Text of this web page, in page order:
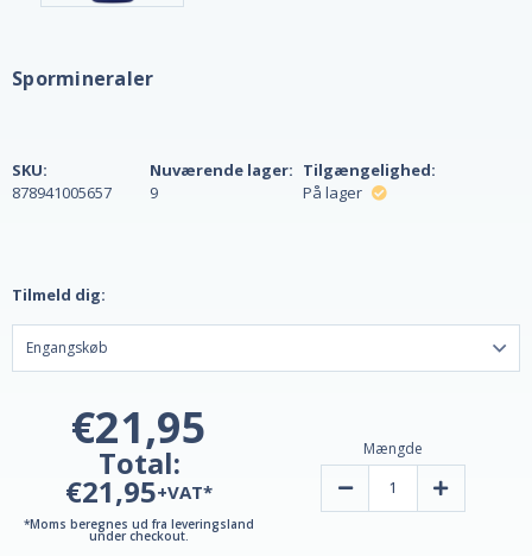
Spormineraler
SKU:
878941005657
Nuværende lager:
9
Tilgængelighed:
På lager
Tilmeld dig:
€21,95
Total:
€21,95+VAT*
*Moms beregnes ud fra leveringsland
under checkout.
Mængde
Reducer Øg